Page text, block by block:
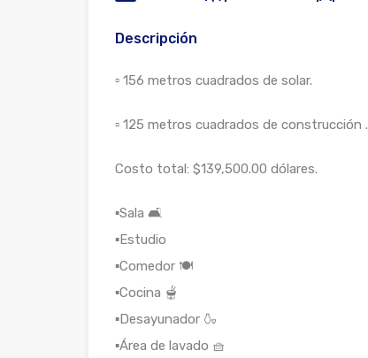
Descripción
▫️ 156 metros cuadrados de solar.
▫️ 125 metros cuadrados de construcción .
Costo total: $139,500.00 dólares.
▪️Sala 🛋️
▪️Estudio
▪️Comedor 🍽️
▪️Cocina 🫕
▪️Desayunador 🍶
▪️Área de lavado 🧺